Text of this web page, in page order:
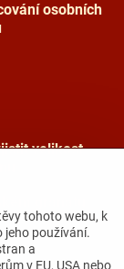
osobních
velikost
tohoto webu, k
jeho používání.
a
v EU, USA nebo